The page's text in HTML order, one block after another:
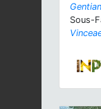
Sous-